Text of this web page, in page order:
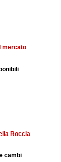
mercato
Roccia
cambi